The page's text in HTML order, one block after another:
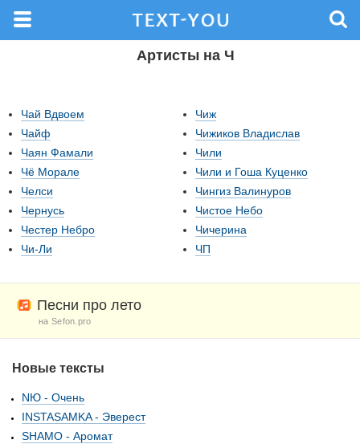
Артисты на Ч
Чай Вдвоем
Чайф
Чаян Фамали
Чё Морале
Челси
Чернусь
Честер Небро
Чи-Ли
Чиж
Чижиков Владислав
Чили
Чили и Гоша Куценко
Чингиз Валинуров
Чистое Небо
Чичерина
ЧП
Песни про лето
на Sefon.pro
Новые тексты
NЮ - Очень
INSTASAMKA - Эверест
SHAMO - Аромат